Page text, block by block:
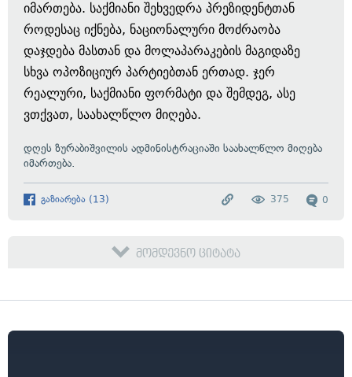
იმართება. საქმიანი შეხვედრა პრეზიდენტთან
როდესაც იქნება, ნაციონალური მოძრაობა
დაჯდება მასთან და მოლაპარაკების მაგიდაზე
სხვა ოპოზიციურ პარტიებთან ერთად. ჯერ
რეალური, საქმიანი ფორმატი და შემდეგ, ასე
ვთქვათ, საახალწლო მიღება.
დღეს ზურაბიშვილის ადმინისტრაციაში საახალწლო მიღება
იმართება.
გაზიარება (13) 0
375
მომდევნო ციტატა